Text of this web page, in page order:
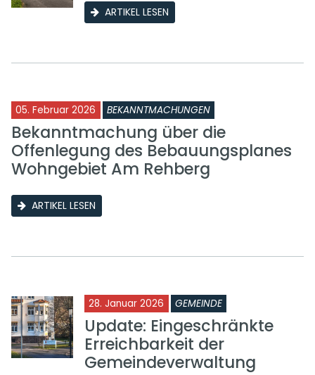
ARTIKEL LESEN
05. Februar 2026 BEKANNTMACHUNGEN
Bekanntmachung über die
Offenlegung des Bebauungsplanes
Wohngebiet Am Rehberg
ARTIKEL LESEN
28. Januar 2026 GEMEINDE
Update: Eingeschränkte
Erreichbarkeit der
Gemeindeverwaltung